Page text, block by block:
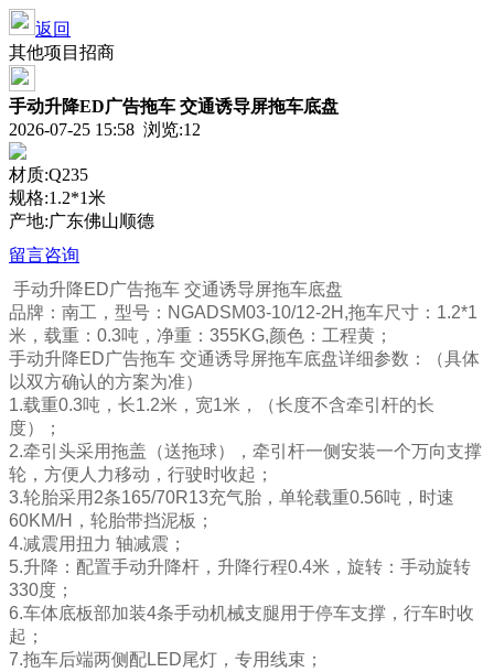
返回
其他项目招商
手动升降ED广告拖车 交通诱导屏拖车底盘
2026-07-25 15:58 浏览:12
材质:Q235
规格:1.2*1米
产地:广东佛山顺德
留言咨询
手动升降ED广告拖车 交通诱导屏拖车底盘
品牌：南工，型号：NGADSM03-10/12-2H,拖车尺寸：1.2*1
米，载重：0.3吨，净重：355KG,颜色：工程黄；
手动升降ED广告拖车 交通诱导屏拖车底盘详细参数：（具体
以双方确认的方案为准）
1.载重0.3吨，长1.2米，宽1米，（长度不含牵引杆的长
度）；
2.牵引头采用拖盖（送拖球），牵引杆一侧安装一个万向支撑
轮，方便人力移动，行驶时收起；
3.轮胎采用2条165/70R13充气胎，单轮载重0.56吨，时速
60KM/H，轮胎带挡泥板；
4.减震用扭力 轴减震；
5.升降：配置手动升降杆，升降行程0.4米，旋转：手动旋转
330度；
6.车体底板部加装4条手动机械支腿用于停车支撑，行车时收
起；
7.拖车后端两侧配LED尾灯，专用线束；